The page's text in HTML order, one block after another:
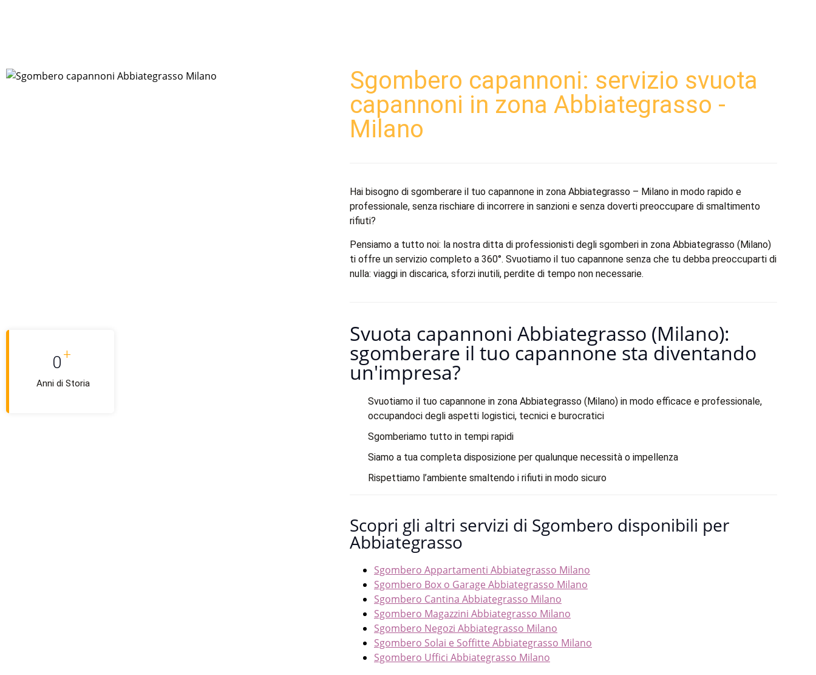
0 +
Anni di Storia
Sgombero capannoni: servizio svuota
capannoni in zona Abbiategrasso -
Milano​
Hai bisogno di sgomberare il tuo capannone in zona Abbiategrasso – Milano in modo rapido e
professionale, senza rischiare di incorrere in sanzioni e senza doverti preoccupare di smaltimento
rifiuti?
Pensiamo a tutto noi: la nostra ditta di professionisti degli sgomberi in zona Abbiategrasso (Milano)
ti offre un servizio completo a 360°. Svuotiamo il tuo capannone senza che tu debba preoccuparti di
nulla: viaggi in discarica, sforzi inutili, perdite di tempo non necessarie.
Svuota capannoni Abbiategrasso (Milano):
sgomberare il tuo capannone sta diventando
un'impresa?​
Svuotiamo il tuo capannone in zona Abbiategrasso (Milano) in modo efficace e professionale,
occupandoci degli aspetti logistici, tecnici e burocratici
Sgomberiamo tutto in tempi rapidi
Siamo a tua completa disposizione per qualunque necessità o impellenza
Rispettiamo l’ambiente smaltendo i rifiuti in modo sicuro
Scopri gli altri servizi di Sgombero disponibili per
Abbiategrasso
Sgombero Appartamenti Abbiategrasso Milano
Sgombero Box o Garage Abbiategrasso Milano
Sgombero Cantina Abbiategrasso Milano
Sgombero Magazzini Abbiategrasso Milano
Sgombero Negozi Abbiategrasso Milano
Sgombero Solai e Soffitte Abbiategrasso Milano
Sgombero Uffici Abbiategrasso Milano